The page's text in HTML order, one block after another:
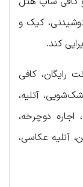
کیک و
کند.
رایگان، کافی
آتلیه،
دوچرخه،
آتلیه عکاسی،